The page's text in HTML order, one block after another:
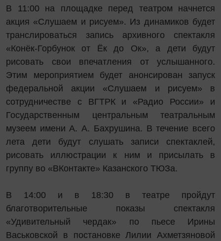
В 11:00 на площадке перед театром начнется
акция «Слушаем и рисуем». Из динамиков будет
транслироваться запись архивного спектакля
«Конёк-Горбунок от Ёк до Ок», а дети будут
рисовать свои впечатления от услышанного.
Этим мероприятием будет анонсирован запуск
федеральной акции «Слушаем и рисуем» в
сотрудничестве с ВГТРК и «Радио России» и
Государственным центральным театральным
музеем имени А. А. Бахрушина. В течение всего
лета дети будут слушать записи спектаклей,
рисовать иллюстрации к ним и присылать в
группу во «ВКонтакте» Казанского ТЮЗа.
В 14:00 и в 18:30 в театре пройдут
благотворительные показы спектакля
«Удивительный чердак» по пьесе Ирины
Васьковской в постановке Лилии Ахметзяновой